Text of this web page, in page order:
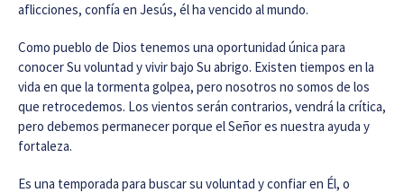
aflicciones, confía en Jesús, él ha vencido al mundo.
Como pueblo de Dios tenemos una oportunidad única para
conocer Su voluntad y vivir bajo Su abrigo. Existen tiempos en la
vida en que la tormenta golpea, pero nosotros no somos de los
que retrocedemos. Los vientos serán contrarios, vendrá la crítica,
pero debemos permanecer porque el Señor es nuestra ayuda y
fortaleza.
Es una temporada para buscar su voluntad y confiar en Él, o